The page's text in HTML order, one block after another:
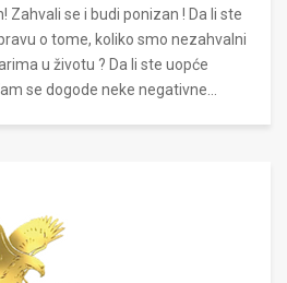
Zahvali se i budi ponizan ! Da li ste
o tome, koliko smo nezahvalni
u životu ? Da li ste uopće
se dogode neke negativne…